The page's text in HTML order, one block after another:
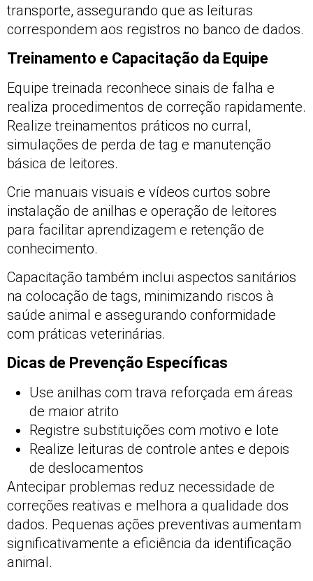
transporte, assegurando que as leituras
correspondem aos registros no banco de dados.
Treinamento e Capacitação da Equipe
Equipe treinada reconhece sinais de falha e
realiza procedimentos de correção rapidamente.
Realize treinamentos práticos no curral,
simulações de perda de tag e manutenção
básica de leitores.
Crie manuais visuais e vídeos curtos sobre
instalação de anilhas e operação de leitores
para facilitar aprendizagem e retenção de
conhecimento.
Capacitação também inclui aspectos sanitários
na colocação de tags, minimizando riscos à
saúde animal e assegurando conformidade
com práticas veterinárias.
Dicas de Prevenção Específicas
Use anilhas com trava reforçada em áreas
de maior atrito
Registre substituições com motivo e lote
Realize leituras de controle antes e depois
de deslocamentos
Antecipar problemas reduz necessidade de
correções reativas e melhora a qualidade dos
dados. Pequenas ações preventivas aumentam
significativamente a eficiência da identificação
animal.